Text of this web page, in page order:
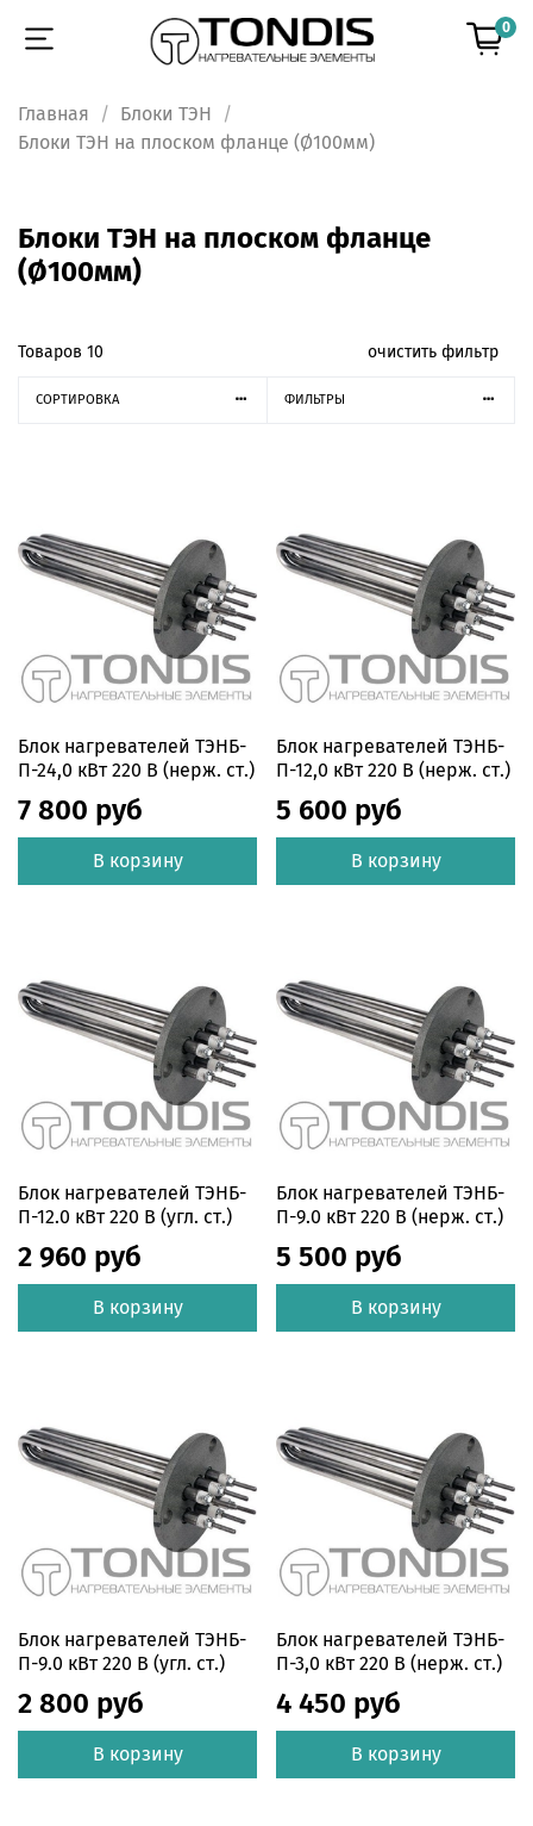
0
Главная
Блоки ТЭН
Блоки ТЭН на плоском фланце (Ø100мм)
Блоки ТЭН на плоском фланце
(Ø100мм)
Товаров 10 очистить фильтр
СОРТИРОВКА ФИЛЬТРЫ
Блок нагревателей ТЭНБ-
П-24,0 кВт 220 В (нерж. ст.)
7 800 руб
В корзину
Блок нагревателей ТЭНБ-
П-12,0 кВт 220 В (нерж. ст.)
5 600 руб
В корзину
Блок нагревателей ТЭНБ-
П-12.0 кВт 220 В (угл. ст.)
2 960 руб
В корзину
Блок нагревателей ТЭНБ-
П-9.0 кВт 220 В (нерж. ст.)
5 500 руб
В корзину
Блок нагревателей ТЭНБ-
П-9.0 кВт 220 В (угл. ст.)
2 800 руб
В корзину
Блок нагревателей ТЭНБ-
П-3,0 кВт 220 В (нерж. ст.)
4 450 руб
В корзину